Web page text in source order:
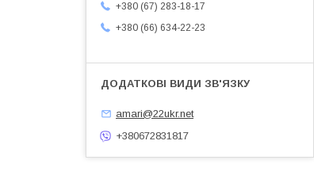
+380 (67) 283-18-17
+380 (66) 634-22-23
amari@22ukr.net
+380672831817